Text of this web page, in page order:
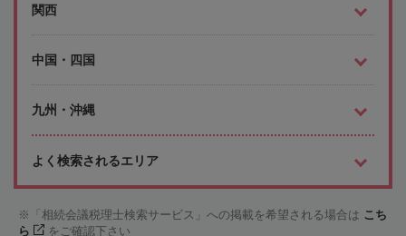
関西
中国・四国
九州・沖縄
よく検索されるエリア
「相続会議税理士検索サービス」への掲載を希望される場合は こち
ら
をご確認下さい